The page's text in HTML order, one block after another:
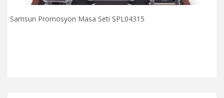
Samsun Promosyon Masa Seti SPL04315